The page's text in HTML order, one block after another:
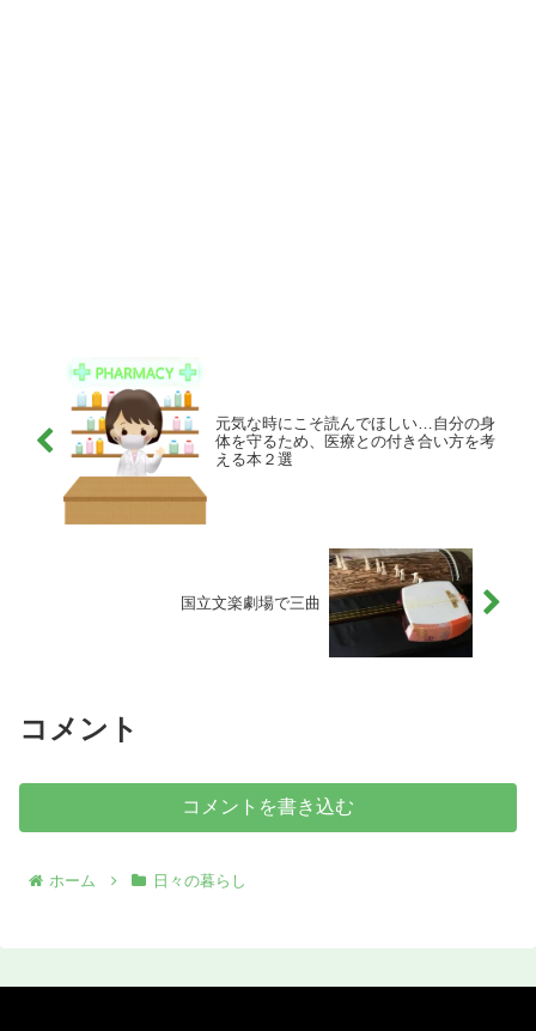
元気な時にこそ読んでほしい…自分の身
体を守るため、医療との付き合い方を考
える本２選
国立文楽劇場で三曲
コメント
コメントを書き込む
ホーム 日々の暮らし